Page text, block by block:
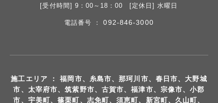
[受付時間] 9：00～18：00 [定休日] 水曜日
電話番号 ：092-846-3000
施工エリア ： 福岡市、糸島市、那珂川市、春日市、大野城
市、太宰府市、筑紫野市、古賀市、福津市、宗像市、小郡
市、宇美町、篠栗町、志免町、須恵町、新宮町、久山町、